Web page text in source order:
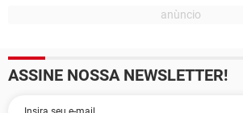
ASSINE NOSSA NEWSLETTER!